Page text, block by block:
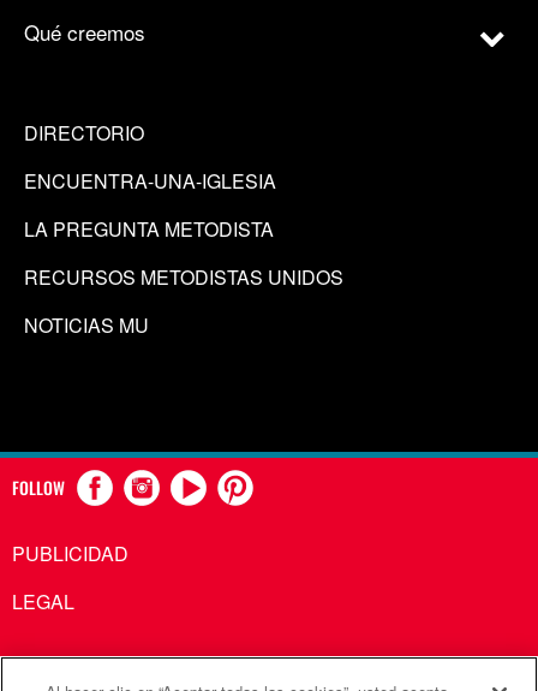
Qué creemos
DIRECTORIO
ENCUENTRA-UNA-IGLESIA
LA PREGUNTA METODISTA
RECURSOS METODISTAS UNIDOS
NOTICIAS MU
FOLLOW
PUBLICIDAD
LEGAL